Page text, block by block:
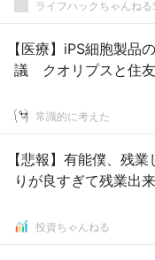
ライフハックちゃんねる
【医療】iPS細胞製品
議 クオリプスと住
常識的に考えた
【悲報】有能僕、残
りが良すぎて残業出
投資ちゃんねる